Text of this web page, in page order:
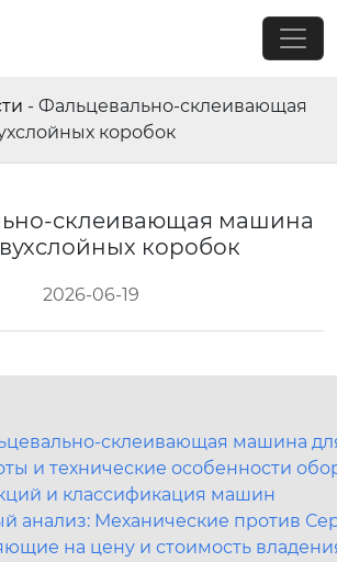
- Фальцевально-склеивающая
коробок
склеивающая машина
коробок
2026-06-19
склеивающая машина
и технические особенности
и классификация машин
анализ: Механические против
на цену и стоимость